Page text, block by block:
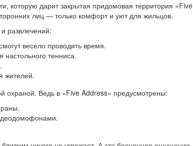
которую дарит закрытая придомовая территория «Five
лиц — только комфорт и уют для жильцов.
развлечений:
весело проводить время.
тенниса.
жителей.
охраной. Ведь в «Five Address» предусмотрены: